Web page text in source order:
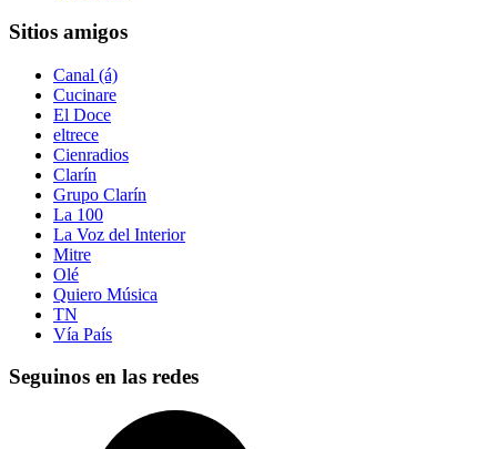
Sitios amigos
Canal (á)
Cucinare
El Doce
eltrece
Cienradios
Clarín
Grupo Clarín
La 100
La Voz del Interior
Mitre
Olé
Quiero Música
TN
Vía País
Seguinos en las redes